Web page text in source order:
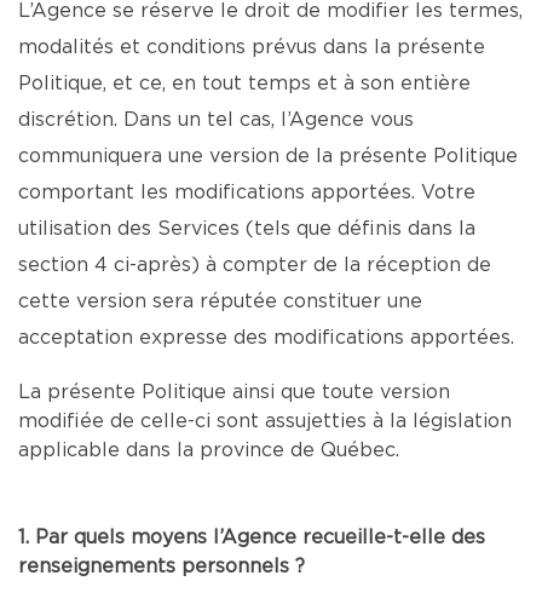
L’Agence se réserve le droit de modifier les termes,
modalités et conditions prévus dans la présente
Politique, et ce, en tout temps et à son entière
discrétion. Dans un tel cas, l’Agence vous
communiquera une version de la présente Politique
comportant les modifications apportées. Votre
utilisation des Services (tels que définis dans la
section 4 ci-après) à compter de la réception de
cette version sera réputée constituer une
acceptation expresse des modifications apportées.
La présente Politique ainsi que toute version
modifiée de celle-ci sont assujetties à la législation
applicable dans la province de Québec.
1. Par quels moyens l’Agence recueille-t-elle des
renseignements personnels ?